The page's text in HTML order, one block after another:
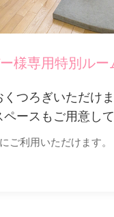
様専用特別ルー
つろぎいただけま
ースもご用意して
ご利用いただけます。